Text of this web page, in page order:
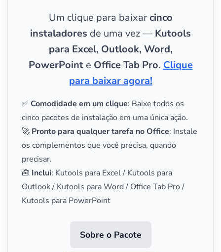
Um clique para baixarcinco
instaladores de uma vez — Kutools
para Excel, Outlook, Word,
PowerPointe Office Tab Pro. Clique
para baixar agora!
✅ Comodidade em um clique: Baixe todos os
cinco pacotes de instalação em uma única ação.
🚀 Pronto para qualquer tarefa no Office: Instale
os complementos que você precisa, quando
precisar.
🧰 Inclui: Kutools para Excel / Kutools para
Outlook / Kutools para Word / Office Tab Pro /
Kutools para PowerPoint
Sobre o Pacote